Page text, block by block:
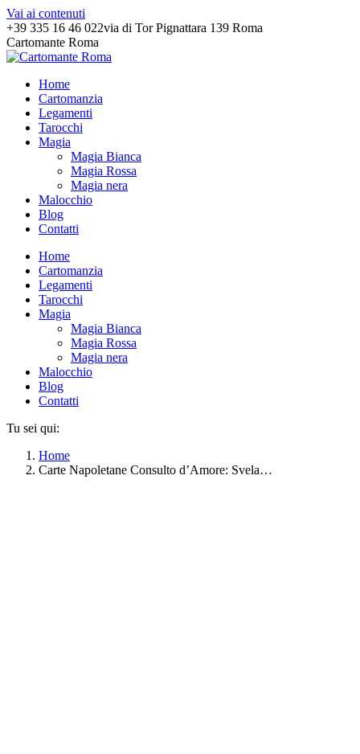
Vai ai contenuti
+39 335 16 46 022via di Tor Pignattara 139 Roma
Cartomante Roma
Home
Cartomanzia
Legamenti
Tarocchi
Magia
Magia Bianca
Magia Rossa
Magia nera
Malocchio
Blog
Contatti
Home
Cartomanzia
Legamenti
Tarocchi
Magia
Magia Bianca
Magia Rossa
Magia nera
Malocchio
Blog
Contatti
Tu sei qui:
Home
Carte Napoletane Consulto d’Amore: Svela…